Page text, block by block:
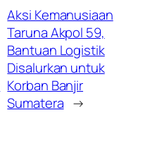
Aksi Kemanusiaan
Taruna Akpol 59,
Bantuan Logistik
Disalurkan untuk
Korban Banjir
Sumatera →